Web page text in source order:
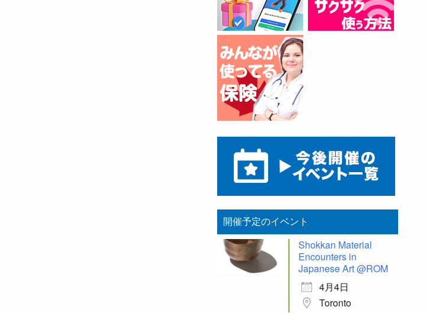
開催予定のイベント
Shokkan Material
Encounters in
Japanese Art @ROM
4月4日
Toronto